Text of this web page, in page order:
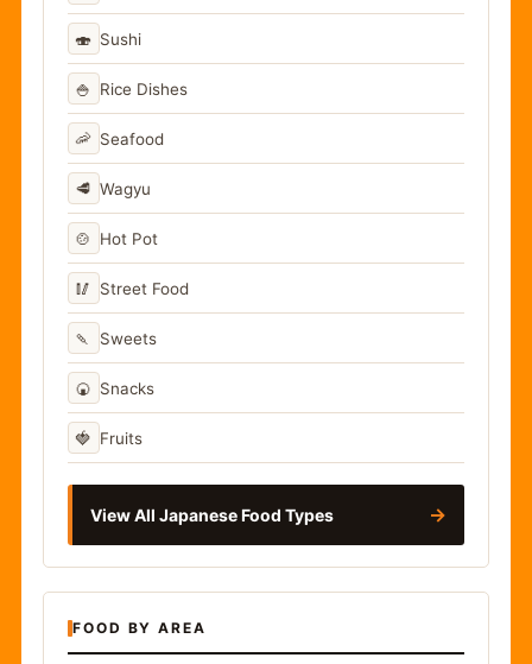
🍣 Sushi
🍚 Rice Dishes
🦐 Seafood
🥩 Wagyu
🍲 Hot Pot
🥢 Street Food
🍡 Sweets
🍘 Snacks
🍓 Fruits
View All Japanese Food Types →
FOOD BY AREA